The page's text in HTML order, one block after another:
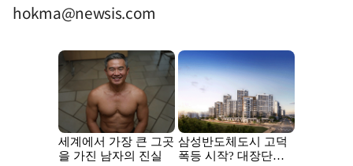
hokma@newsis.com